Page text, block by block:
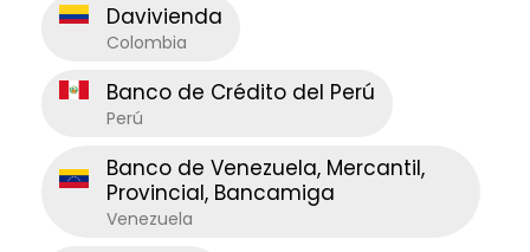
Davivienda
Colombia
Banco de Crédito del Perú
Perú
Banco de Venezuela, Mercantil,
Provincial, Bancamiga
Venezuela